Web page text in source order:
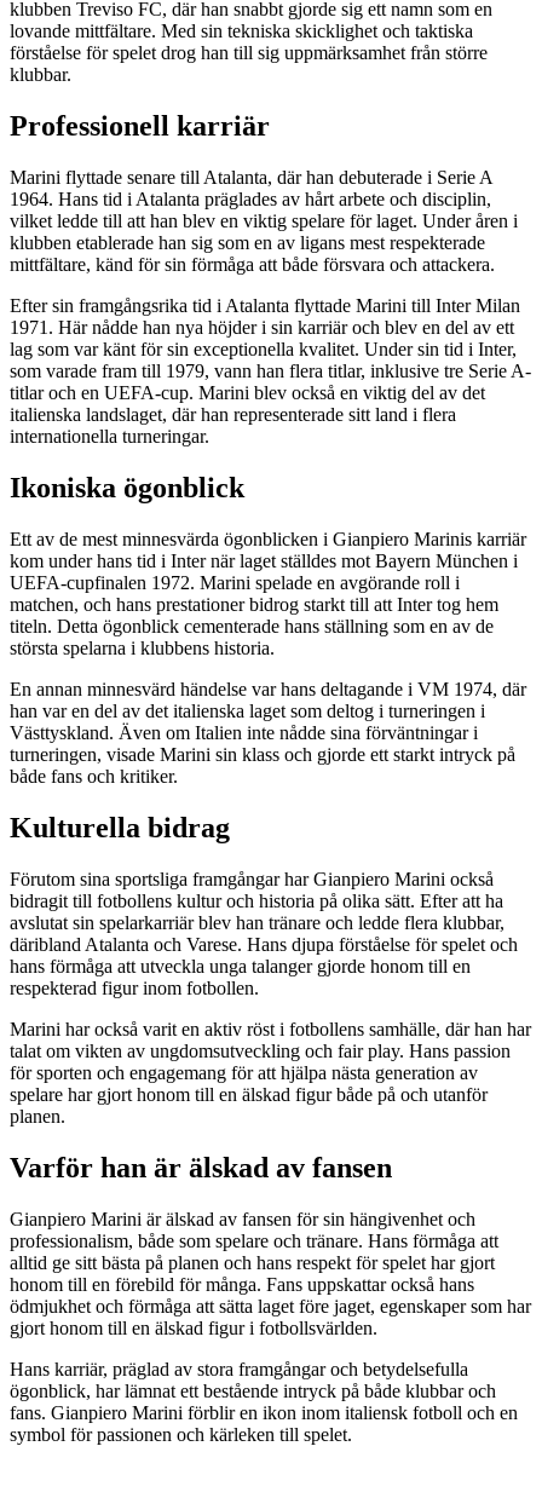
klubben Treviso FC, där han snabbt gjorde sig ett namn som en
lovande mittfältare. Med sin tekniska skicklighet och taktiska
förståelse för spelet drog han till sig uppmärksamhet från större
klubbar.
Professionell karriär
Marini flyttade senare till Atalanta, där han debuterade i Serie A
1964. Hans tid i Atalanta präglades av hårt arbete och disciplin,
vilket ledde till att han blev en viktig spelare för laget. Under åren i
klubben etablerade han sig som en av ligans mest respekterade
mittfältare, känd för sin förmåga att både försvara och attackera.
Efter sin framgångsrika tid i Atalanta flyttade Marini till Inter Milan
1971. Här nådde han nya höjder i sin karriär och blev en del av ett
lag som var känt för sin exceptionella kvalitet. Under sin tid i Inter,
som varade fram till 1979, vann han flera titlar, inklusive tre Serie A-
titlar och en UEFA-cup. Marini blev också en viktig del av det
italienska landslaget, där han representerade sitt land i flera
internationella turneringar.
Ikoniska ögonblick
Ett av de mest minnesvärda ögonblicken i Gianpiero Marinis karriär
kom under hans tid i Inter när laget ställdes mot Bayern München i
UEFA-cupfinalen 1972. Marini spelade en avgörande roll i
matchen, och hans prestationer bidrog starkt till att Inter tog hem
titeln. Detta ögonblick cementerade hans ställning som en av de
största spelarna i klubbens historia.
En annan minnesvärd händelse var hans deltagande i VM 1974, där
han var en del av det italienska laget som deltog i turneringen i
Västtyskland. Även om Italien inte nådde sina förväntningar i
turneringen, visade Marini sin klass och gjorde ett starkt intryck på
både fans och kritiker.
Kulturella bidrag
Förutom sina sportsliga framgångar har Gianpiero Marini också
bidragit till fotbollens kultur och historia på olika sätt. Efter att ha
avslutat sin spelarkarriär blev han tränare och ledde flera klubbar,
däribland Atalanta och Varese. Hans djupa förståelse för spelet och
hans förmåga att utveckla unga talanger gjorde honom till en
respekterad figur inom fotbollen.
Marini har också varit en aktiv röst i fotbollens samhälle, där han har
talat om vikten av ungdomsutveckling och fair play. Hans passion
för sporten och engagemang för att hjälpa nästa generation av
spelare har gjort honom till en älskad figur både på och utanför
planen.
Varför han är älskad av fansen
Gianpiero Marini är älskad av fansen för sin hängivenhet och
professionalism, både som spelare och tränare. Hans förmåga att
alltid ge sitt bästa på planen och hans respekt för spelet har gjort
honom till en förebild för många. Fans uppskattar också hans
ödmjukhet och förmåga att sätta laget före jaget, egenskaper som har
gjort honom till en älskad figur i fotbollsvärlden.
Hans karriär, präglad av stora framgångar och betydelsefulla
ögonblick, har lämnat ett bestående intryck på både klubbar och
fans. Gianpiero Marini förblir en ikon inom italiensk fotboll och en
symbol för passionen och kärleken till spelet.